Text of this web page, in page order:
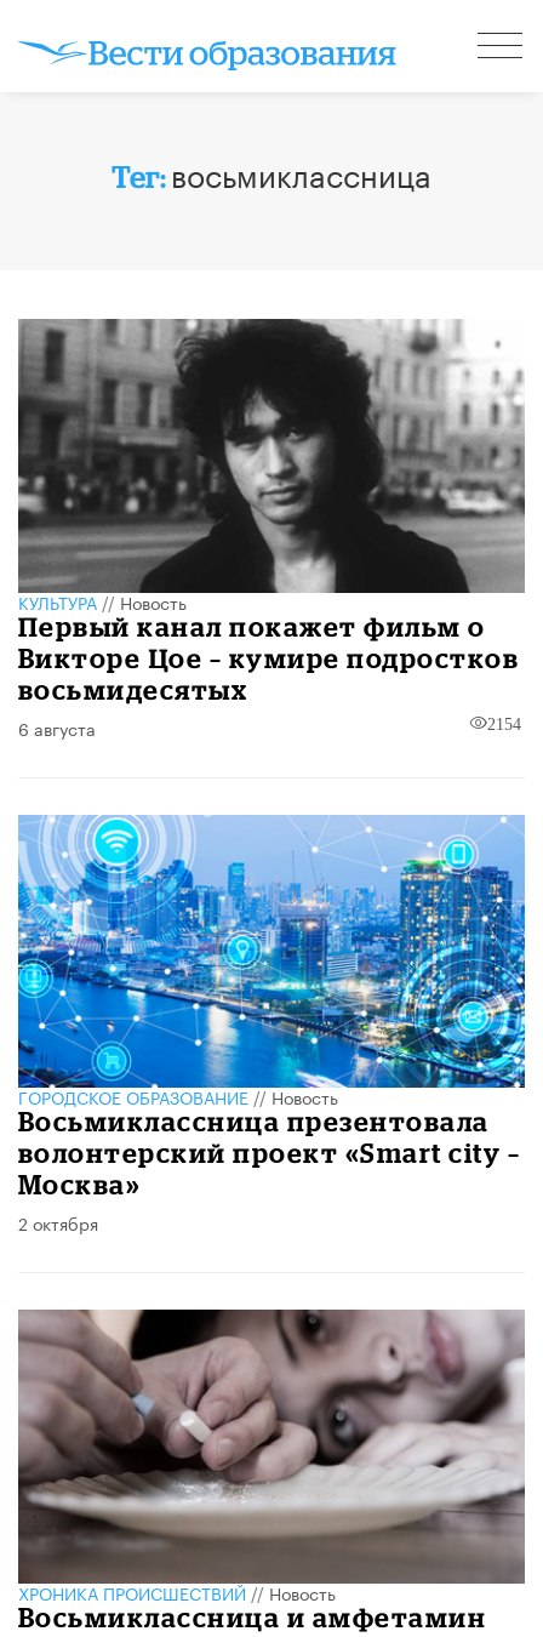
Тег: восьмиклассница
КУЛЬТУРА//Новость
Первый канал покажет фильм о
Викторе Цое – кумире подростков
восьмидесятых
6 августа 2154
ГОРОДСКОЕ ОБРАЗОВАНИЕ//Новость
Восьмиклассница презентовала
волонтерский проект «Smart city –
Москва»
2 октября
ХРОНИКА ПРОИСШЕСТВИЙ//Новость
Восьмиклассница и амфетамин